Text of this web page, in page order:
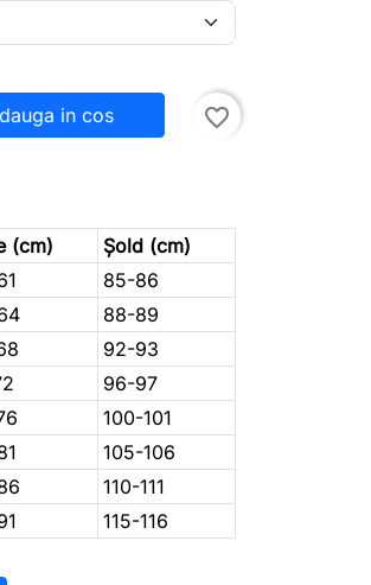
in cos favorite_border
(cm)
Șold (cm)
85-86
88-89
92-93
96-97
100-101
105-106
110-111
115-116